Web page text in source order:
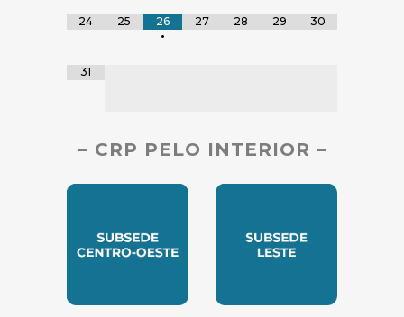
24 25
26
•
27 28 29 30
31
– CRP PELO INTERIOR –